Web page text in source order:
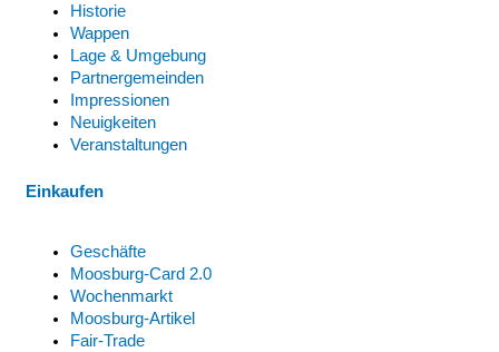
Historie
Wappen
Lage & Umgebung
Partnergemeinden
Impressionen
Neuigkeiten
Veranstaltungen
Einkaufen
Geschäfte
Moosburg-Card 2.0
Wochenmarkt
Moosburg-Artikel
Fair-Trade